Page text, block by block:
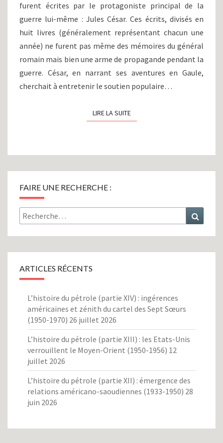
furent écrites par le protagoniste principal de la
guerre lui-même : Jules César. Ces écrits, divisés en
huit livres (généralement représentant chacun une
année) ne furent pas même des mémoires du général
romain mais bien une arme de propagande pendant la
guerre. César, en narrant ses aventures en Gaule,
cherchait à entretenir le soutien populaire…
LIRE LA SUITELIRE LA SUITE
FAIRE UNE RECHERCHE :
Rechercher :
ARTICLES RÉCENTS
L’histoire du pétrole (partie XIV) : ingérences
américaines et zénith du cartel des Sept Sœurs
(1950-1970) 26 juillet 2026
L’histoire du pétrole (partie XIII) : les Etats-Unis
verrouillent le Moyen-Orient (1950-1956) 12
juillet 2026
L’histoire du pétrole (partie XII) : émergence des
relations américano-saoudiennes (1933-1950) 28
juin 2026